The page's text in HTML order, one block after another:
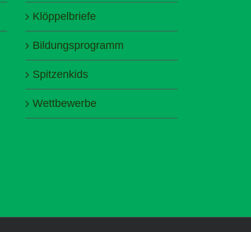
Klöppelbriefe
Bildungsprogramm
Spitzenkids
Wettbewerbe